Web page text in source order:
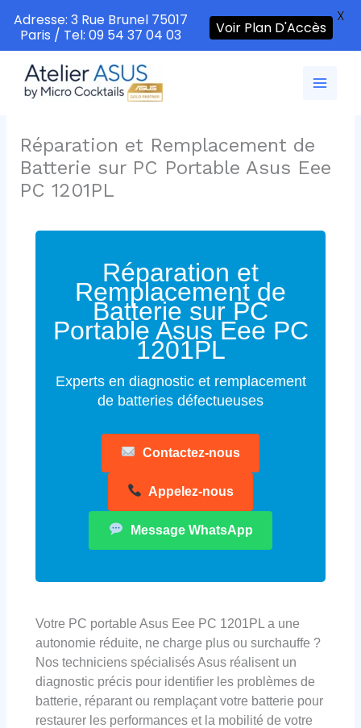
contenu
Réparation et Remplacement de
Batterie sur PC Portable Asus Eee
PC 1201PL
Réparation et
Remplacement de
Batterie sur PC
Portable Asus Eee PC
1201PL
Experts en diagnostic et remplacement
de batteries défectueuses
Contactez-nous
Appelez-nous
Message WhatsApp
Votre PC portable Asus Eee PC 1201PL a une
autonomie réduite, ne charge plus ou surchauffe ?
Nos techniciens spécialisés Asus réalisent un
diagnostic précis pour identifier les problèmes de
batterie, réparant ou remplaçant votre batterie pour
restaurer les performances et la mobilité de votre
Adresse: 3 Rue Brunel 75017
Paris / Tel: 09 54 37 04 03
Voir Plan D'Accès
X